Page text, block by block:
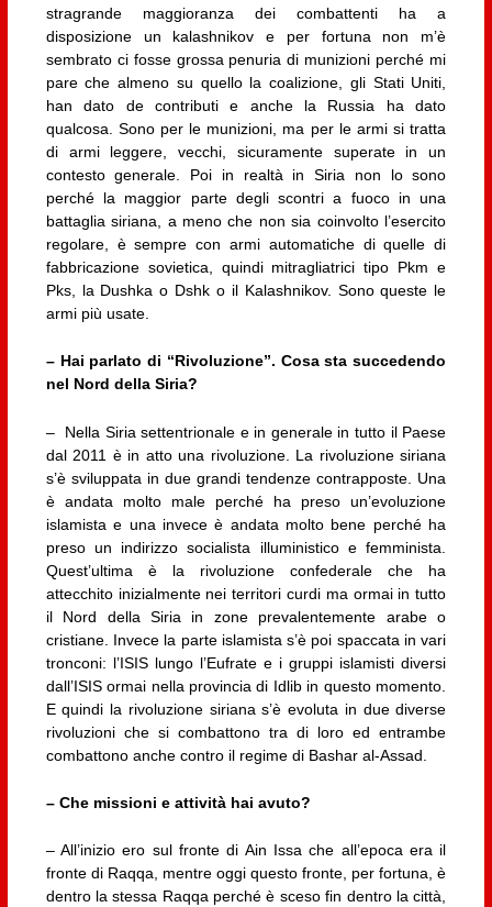
stragrande maggioranza dei combattenti ha a
disposizione un kalashnikov e per fortuna non m’è
sembrato ci fosse grossa penuria di munizioni perché mi
pare che almeno su quello la coalizione, gli Stati Uniti,
han dato de contributi e anche la Russia ha dato
qualcosa. Sono per le munizioni, ma per le armi si tratta
di armi leggere, vecchi, sicuramente superate in un
contesto generale. Poi in realtà in Siria non lo sono
perché la maggior parte degli scontri a fuoco in una
battaglia siriana, a meno che non sia coinvolto l’esercito
regolare, è sempre con armi automatiche di quelle di
fabbricazione sovietica, quindi mitragliatrici tipo Pkm e
Pks, la Dushka o Dshk o il Kalashnikov. Sono queste le
armi più usate.
– Hai parlato di “Rivoluzione”. Cosa sta succedendo
nel Nord della Siria?
– Nella Siria settentrionale e in generale in tutto il Paese
dal 2011 è in atto una rivoluzione. La rivoluzione siriana
s’è sviluppata in due grandi tendenze contrapposte. Una
è andata molto male perché ha preso un’evoluzione
islamista e una invece è andata molto bene perché ha
preso un indirizzo socialista illuministico e femminista.
Quest’ultima è la rivoluzione confederale che ha
attecchito inizialmente nei territori curdi ma ormai in tutto
il Nord della Siria in zone prevalentemente arabe o
cristiane. Invece la parte islamista s’è poi spaccata in vari
tronconi: l’ISIS lungo l’Eufrate e i gruppi islamisti diversi
dall’ISIS ormai nella provincia di Idlib in questo momento.
E quindi la rivoluzione siriana s’è evoluta in due diverse
rivoluzioni che si combattono tra di loro ed entrambe
combattono anche contro il regime di Bashar al-Assad.
– Che missioni e attività hai avuto?
– All’inizio ero sul fronte di Ain Issa che all’epoca era il
fronte di Raqqa, mentre oggi questo fronte, per fortuna, è
dentro la stessa Raqqa perché è sceso fin dentro la città,